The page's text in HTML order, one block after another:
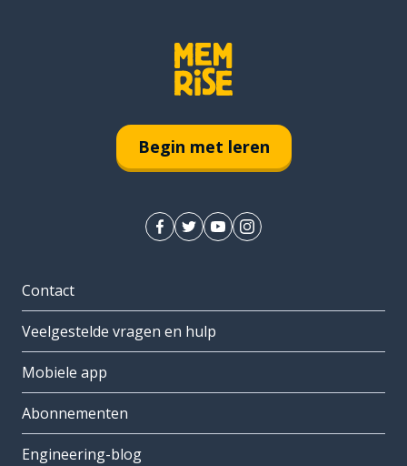
Begin met leren
Contact
Veelgestelde vragen en hulp
Mobiele app
Abonnementen
Engineering-blog